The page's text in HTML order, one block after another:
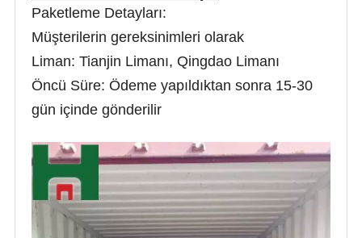
Paketleme Detayları:
Müşterilerin gereksinimleri olarak
Liman: Tianjin Limanı, Qingdao Limanı
Öncü Süre: Ödeme yapıldıktan sonra 15-30
gün içinde gönderilir